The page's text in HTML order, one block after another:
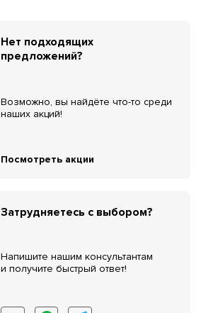
Нет подходящих
предложений?
Возможно, вы найдёте что-то среди
наших акций!
Посмотреть акции
Затрудняетесь с выбором?
Напишите нашим консультантам
и получите быстрый ответ!